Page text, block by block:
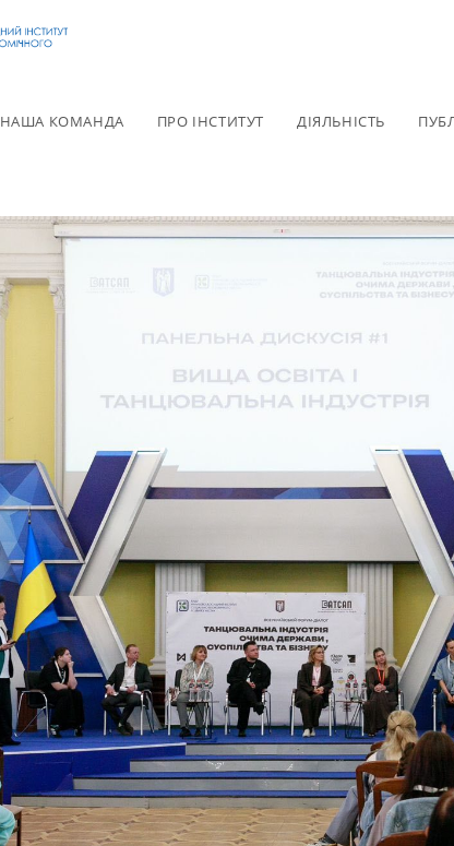
НАША КОМАНДА ПРО ІНСТИТУТ ДІЯЛЬНІСТЬ